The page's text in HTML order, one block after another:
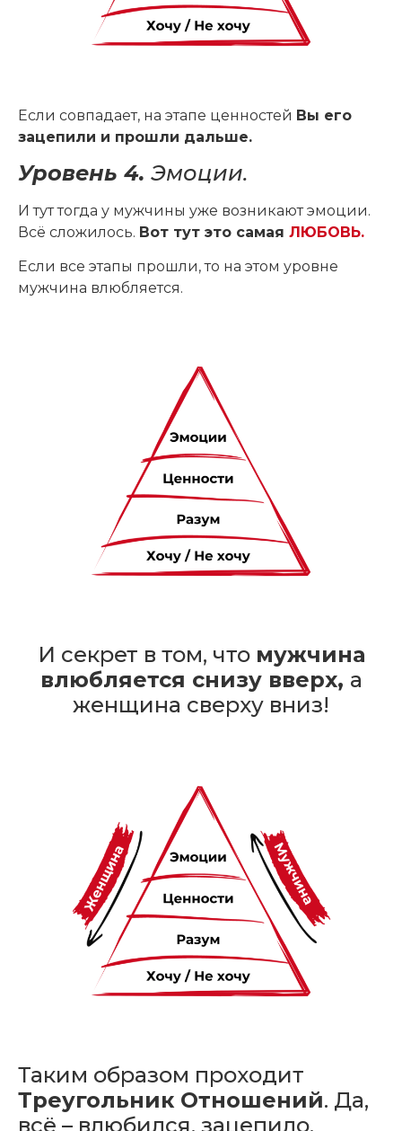
Если совпадает, на этапе ценностей Вы его
зацепили и прошли дальше.
Уровень 4. Эмоции.
И тут тогда у мужчины уже возникают эмоции.
Всё сложилось. Вот тут это самая ЛЮБОВЬ.
Если все этапы прошли, то на этом уровне
мужчина влюбляется.
И секрет в том, что мужчина
влюбляется снизу вверх, а
женщина сверху вниз!
Таким образом проходит
Треугольник Отношений. Да,
всё – влюбился, зацепило.